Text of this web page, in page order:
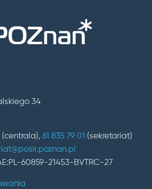
34
(centrala), 61 835 79 01 (sekretariat)
60859-21453-BVTRC-27